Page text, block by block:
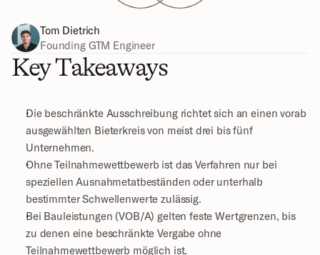
Tom Dietrich
Founding GTM Engineer
Key Takeaways
Die beschränkte Ausschreibung richtet sich an einen vorab
ausgewählten Bieterkreis von meist drei bis fünf
Unternehmen.
Ohne Teilnahmewettbewerb ist das Verfahren nur bei
speziellen Ausnahmetatbeständen oder unterhalb
bestimmter Schwellenwerte zulässig.
Bei Bauleistungen (VOB/A) gelten feste Wertgrenzen, bis
zu denen eine beschränkte Vergabe ohne
Teilnahmewettbewerb möglich ist.